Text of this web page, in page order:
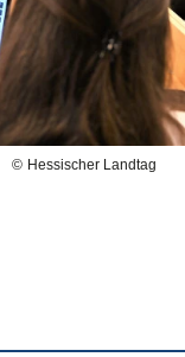
Hessischer Landtag